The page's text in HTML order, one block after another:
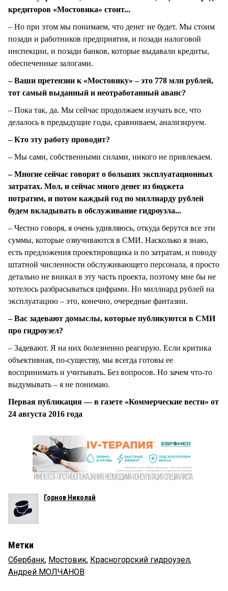
кредиторов «Мостовика» стоит...
– Но при этом мы понимаем, что денег не будет. Мы стоим
позади и работников предприятия, и позади налоговой
инспекции, и позади банков, которые выдавали кредиты,
обеспеченные залогами.
– Ваши претензии к «Мостовику» – это 778 млн рублей,
тот самый выданный и неотработанный аванс?
– Пока так, да. Мы сейчас продолжаем изучать все, что
делалось в предыдущие годы, сравниваем, анализируем.
– Кто эту работу проводит?
– Мы сами, собственными силами, никого не привлекаем.
– Многие сейчас говорят о больших эксплуатационных
затратах. Мол, и сейчас много денег из бюджета
потратим, и потом каждый год по миллиарду рублей
будем вкладывать в обслуживание гидроузла...
– Честно говоря, я очень удивляюсь, откуда берутся все эти
суммы, которые озвучиваются в СМИ. Насколько я знаю,
есть предложения проектировщика и по затратам, и поводу
штатной численности обслуживающего персонала, я просто
детально не вникал в эту часть проекта, поэтому мне бы не
хотелось разбрасываться цифрами. Но миллиард рублей на
эксплуатацию – это, конечно, очередные фантазии.
– Вас задевают домыслы, которые публикуются в СМИ
про гидроузел?
– Задевают. Я на них болезненно реагирую. Если критика
объективная, по-существу, мы всегда готовы ее
воспринимать и учитывать. Без вопросов. Но зачем что-то
выдумывать – я не понимаю.
Первая публикация — в газете «Коммерческие вести» от
24 августа 2016 года
Горнов Николай
Метки
Сбербанк, Мостовик, Красногорский гидроузел,
Андрей МОЛЧАНОВ